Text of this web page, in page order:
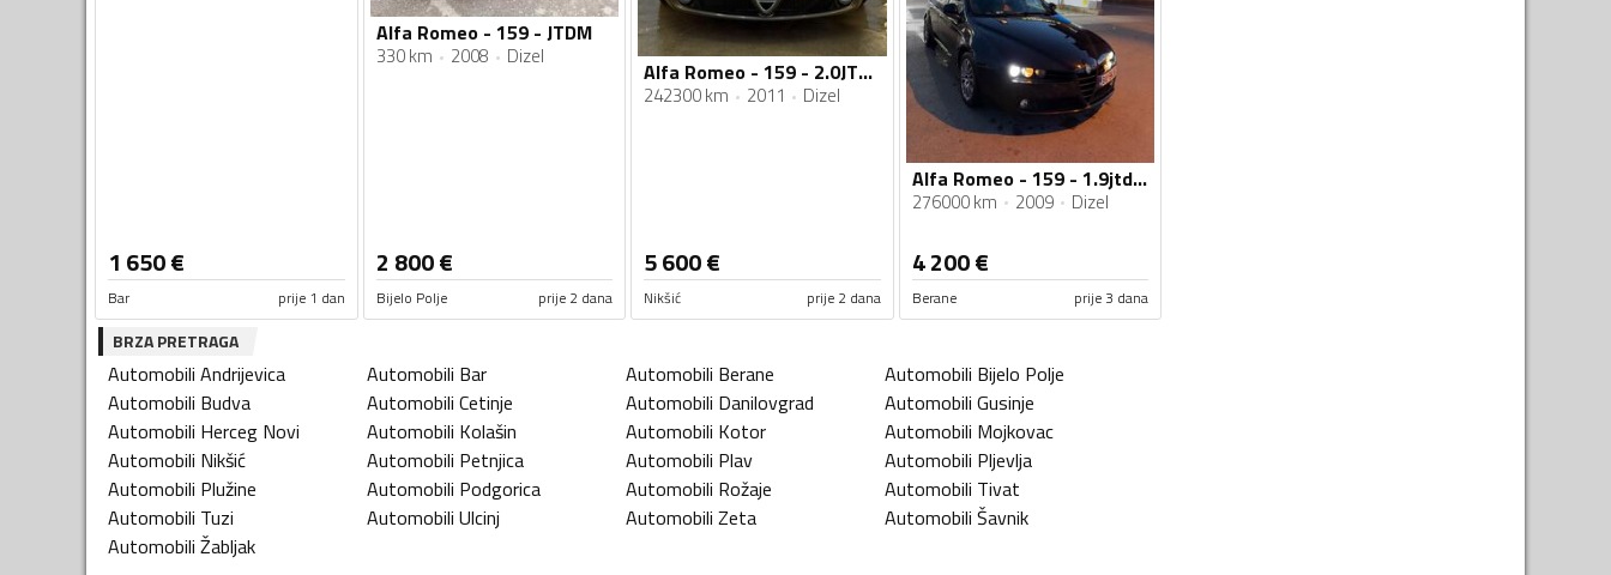
1 650€
Bar prije 1 dan
Alfa Romeo - 159 - JTDM
330 km 2008 Dizel
2 800€
Bijelo Polje prije 2 dana
Alfa Romeo - 159 - 2.0JTDm
242300 km 2011 Dizel
5 600€
Nikšić prije 2 dana
Alfa Romeo - 159 - 1.9jtdm
276000 km 2009 Dizel
4 200€
Berane prije 3 dana
BRZA PRETRAGA
Automobili Andrijevica Automobili Bar Automobili Berane Automobili Bijelo Polje
Automobili Budva Automobili Cetinje Automobili Danilovgrad Automobili Gusinje
Automobili Herceg Novi Automobili Kolašin Automobili Kotor Automobili Mojkovac
Automobili Nikšić Automobili Petnjica Automobili Plav Automobili Pljevlja
Automobili Plužine Automobili Podgorica Automobili Rožaje Automobili Tivat
Automobili Tuzi Automobili Ulcinj Automobili Zeta Automobili Šavnik
Automobili Žabljak